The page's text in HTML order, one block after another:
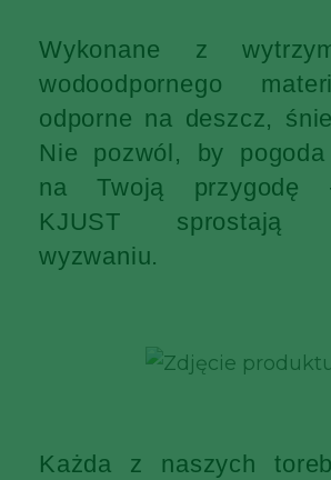
Wykonane z
wodoodpornego
odporne na deszcz,
Nie pozwól, by pogoda
na Twoją
KJUST sprostają
wyzwaniu.
Każda z naszych